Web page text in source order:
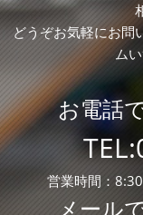
どうぞお気軽にお問
ム
お電話
TEL:
営業時間：
メール